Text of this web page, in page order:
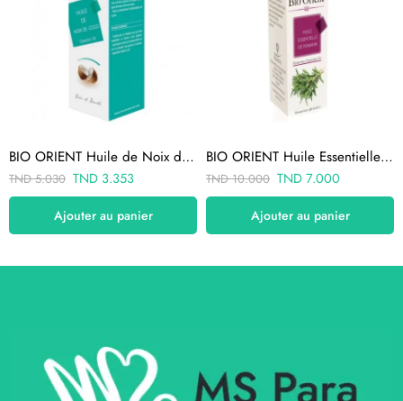
BIO ORIENT Huile de Noix de Coco – Huile Nourrissante & Fortifiante
TND5.030 TND 3.353
Ajouter au panier
BIO ORIENT Huile Essentielle Romarin 10ML
TND10.000 TND7.000
Ajouter au panier